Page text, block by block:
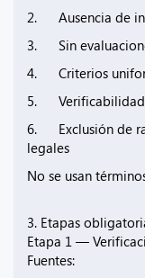
2. Ausencia de
3. Sin
4. Criterios
5. Verificabilidad
6. Exclusión de
legales
No se usan
3. Etapas
Etapa 1 —
Fuentes: